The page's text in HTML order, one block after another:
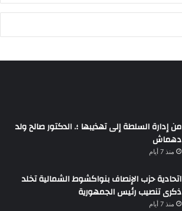
من إدارة السلطة إلى تهذيبها ؛. الدكتور صالح ولد
دهماش
منذ 7 أيام
اتحادية حزب الإنصاف بنواكشوط الشمالية تخلد
ذكرى تنصيب رئيس الجمهورية
منذ 7 أيام